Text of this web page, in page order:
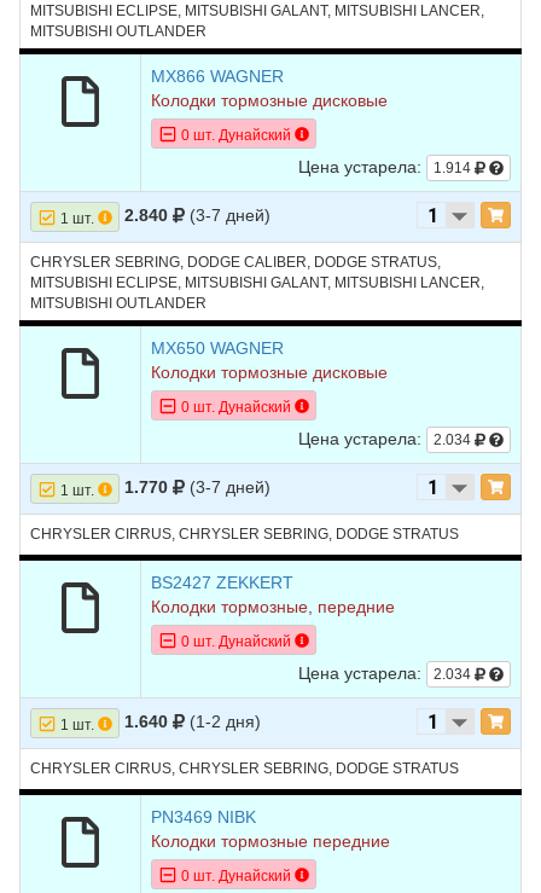
MITSUBISHI ECLIPSE, MITSUBISHI GALANT, MITSUBISHI LANCER,
MITSUBISHI OUTLANDER
MX866 WAGNER
Колодки тормозные дисковые
0 шт. Дунайский
Цена устарела: 1.914
1 шт. 2.840 (3-7 дней)
CHRYSLER SEBRING, DODGE CALIBER, DODGE STRATUS,
MITSUBISHI ECLIPSE, MITSUBISHI GALANT, MITSUBISHI LANCER,
MITSUBISHI OUTLANDER
MX650 WAGNER
Колодки тормозные дисковые
0 шт. Дунайский
Цена устарела: 2.034
1 шт. 1.770 (3-7 дней)
CHRYSLER CIRRUS, CHRYSLER SEBRING, DODGE STRATUS
BS2427 ZEKKERT
Колодки тормозные, передние
0 шт. Дунайский
Цена устарела: 2.034
1 шт. 1.640 (1-2 дня)
CHRYSLER CIRRUS, CHRYSLER SEBRING, DODGE STRATUS
PN3469 NIBK
Колодки тормозные передние
0 шт. Дунайский